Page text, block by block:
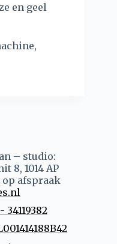
en geel
– studio:
8, 1014 AP
op afspraak